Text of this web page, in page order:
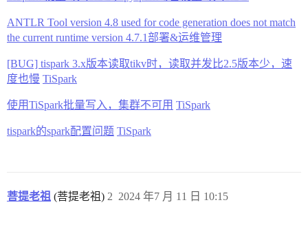
ANTLR Tool version 4.8 used for code generation does not match
the current runtime version 4.7.1部署&运维管理
[BUG] tispark 3.x版本读取tikv时，读取并发比2.5版本少，速
度也慢 TiSpark
使用TiSpark批量写入，集群不可用 TiSpark
tispark的spark配置问题 TiSpark
菩提老祖 (菩提老祖) 2024 年7 月 11 日 10:15
2